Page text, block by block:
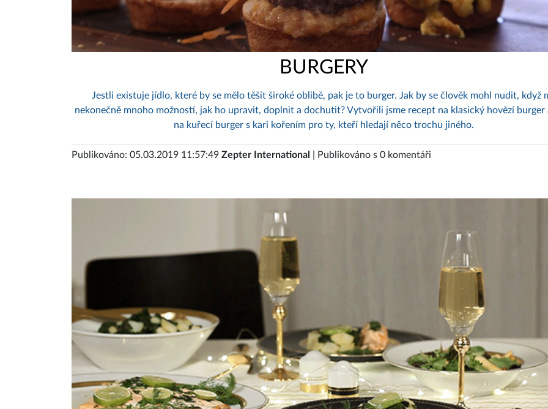
BURGERY
Jestli existuje jídlo, které by se mělo těšit široké oblibě, pak je to burger. Jak by se člověk mohl nudit, když
nekonečně mnoho možností, jak ho upravit, doplnit a dochutit? Vytvořili jsme recept na klasický hovězí burger
na kuřecí burger s kari kořením pro ty, kteří hledají něco trochu jiného.
Publikováno: 05.03.2019 11:57:49 Zepter International | Publikováno s 0 komentáři